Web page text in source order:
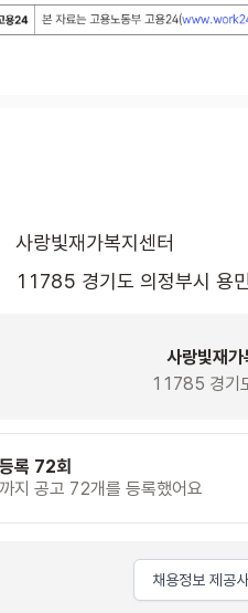
사랑빛재가복지센터
11785 경기도 의정부시 용
사랑빛재가
11785 경기
록 72회
지 공고 72개를 등록했어요
채용정보 제공